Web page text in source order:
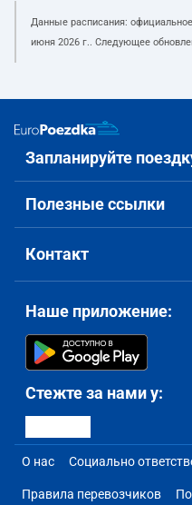
Данные расписания: официальное
июня 2026 г.. Следующее
Запланируйте
Полезные ссылки
Контакт
Наше приложение:
Стежте за нами у:
О нас Социально
Правила перевозчиков